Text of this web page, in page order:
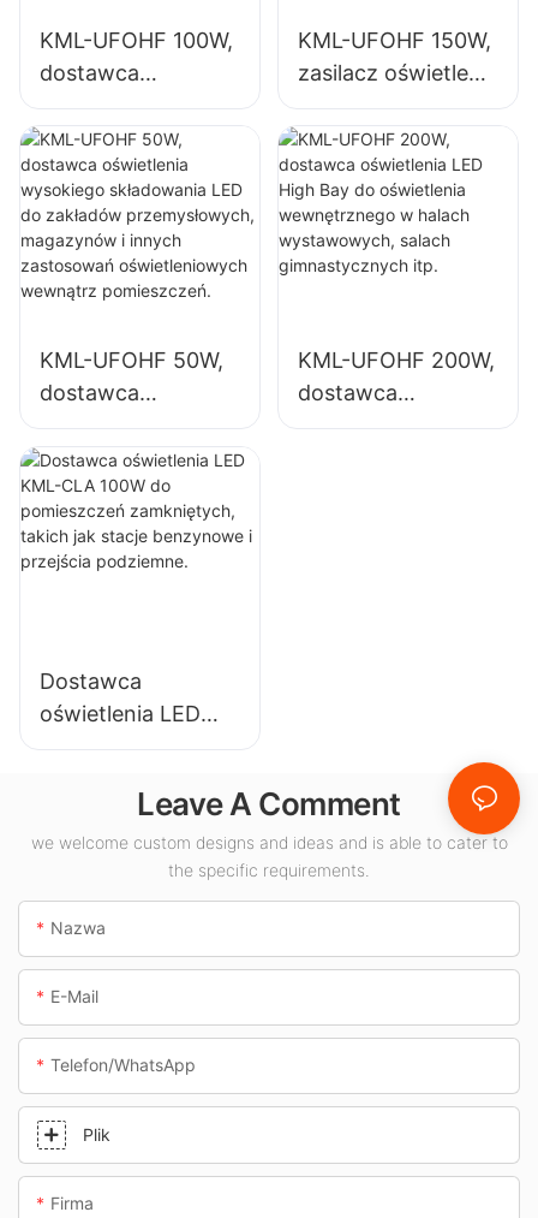
KML-UFOHF 100W,
dostawca
oświetlenia
wysokiego
składowania LED
do zakładów
przemysłowych,
magazynów i
innych zastosowań
wewnątrz
pomieszczeń.
KML-UFOHF 150W,
zasilacz oświetlenia
LED do
zastosowań
wewnętrznych w
zakładach
przemysłowych,
salach
KML-UFOHF 50W,
dostawca
oświetlenia
wysokiego
składowania LED
do zakładów
przemysłowych,
wewnątrz
pomieszczeń.
KML-UFOHF 200W,
dostawca
oświetlenia LED
Dostawca
oświetlenia LED
KML-CLA 100W do
zamkniętych,
takich jak stacje
benzynowe i
przejścia
podziemne.
Leave A Comment
we welcome custom designs and ideas and is able to cater to
the specific requirements.
Nazwa
E-Mail
Telefon/WhatsApp
Plik
Firma